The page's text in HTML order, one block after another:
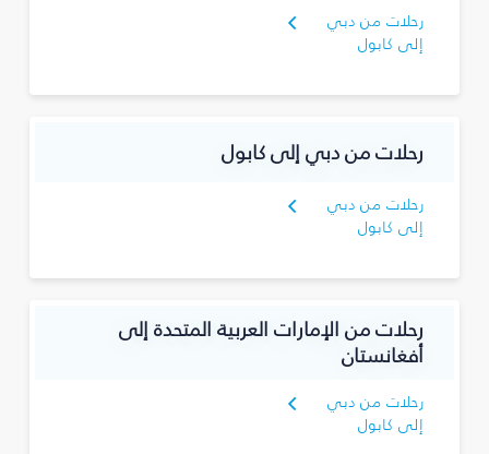
رحلات من دبي
إلى كابول
رحلات من دبي إلى كابول
رحلات من دبي
إلى كابول
رحلات من الإمارات العربية المتحدة إلى
أفغانستان
رحلات من دبي
إلى كابول